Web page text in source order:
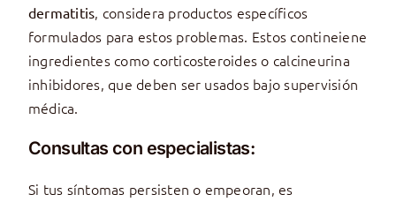
dermatitis, considera productos específicos
formulados para estos problemas. Estos contineiene
ingredientes como corticosteroides o calcineurina
inhibidores, que deben ser usados bajo supervisión
médica.
Consultas con especialistas:
Si tus síntomas persisten o empeoran, es